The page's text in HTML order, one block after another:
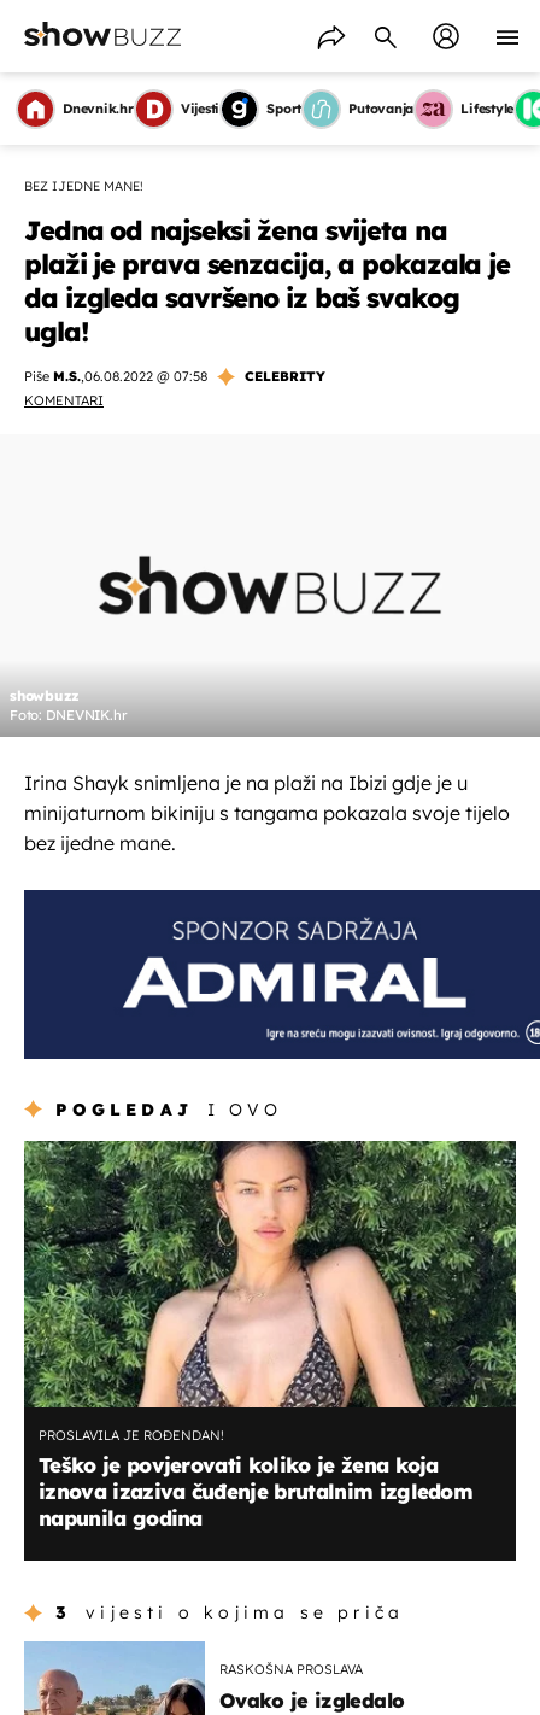
Dnevnik.hr Vijesti Sport Putovanja Lifestyle
BEZ IJEDNE MANE!
Jedna od najseksi žena svijeta na
plaži je prava senzacija, a pokazala je
da izgleda savršeno iz baš svakog
ugla!
Piše M.S.,06.08.2022 @ 07:58
CELEBRITY
KOMENTARI
showbuzz
Foto: DNEVNIK.hr
Irina Shayk snimljena je na plaži na Ibizi gdje je u
minijaturnom bikiniju s tangama pokazala svoje tijelo
bez ijedne mane.
POGLEDAJ I OVO
PROSLAVILA JE ROĐENDAN!
Teško je povjerovati koliko je žena koja
iznova izaziva čuđenje brutalnim izgledom
napunila godina
3 vijesti o kojima se priča
RASKOŠNA PROSLAVA
Ovako je izgledalo